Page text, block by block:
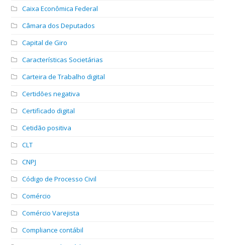
Caixa Econômica Federal
Câmara dos Deputados
Capital de Giro
Características Societárias
Carteira de Trabalho digital
Certidões negativa
Certificado digital
Cetidão positiva
CLT
CNPJ
Código de Processo Civil
Comércio
Comércio Varejista
Compliance contábil